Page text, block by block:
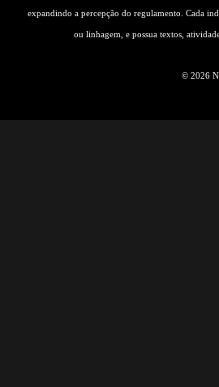
expandindo a percepção do regulamento. Cada
ou linhagem, e possua textos,
© 2026